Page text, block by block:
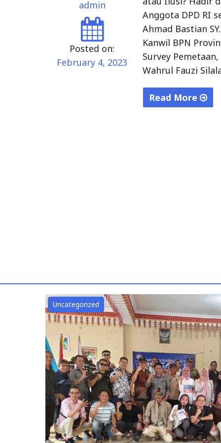
admin
Posted on:
February 4, 2023
Anggota DPD RI
Ahmad Bastian
Kanwil BPN
Survey
Wahrul Fauzi
Read More
KAHMI
Soal
Sengketa
Tanah"
Uncategorized